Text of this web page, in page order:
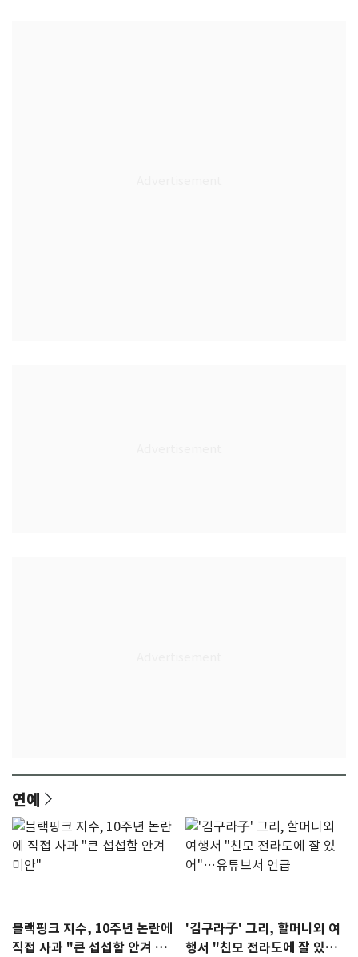
연예
블랙핑크 지수, 10주년 논란에
직접 사과 "큰 섭섭함 안겨 미
'김구라子' 그리, 할머니외 여
행서 "친모 전라도에 잘 있